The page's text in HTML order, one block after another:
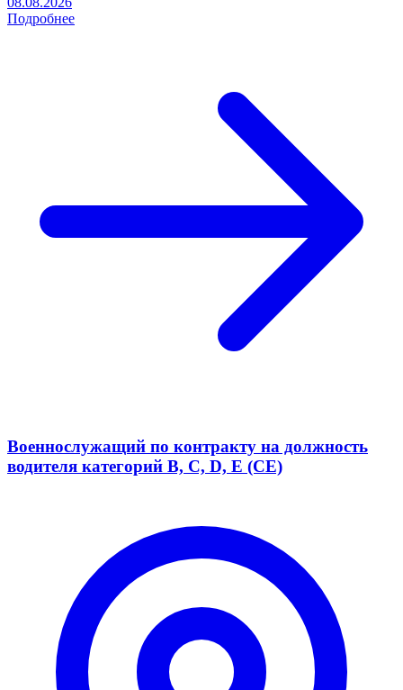
Подробнее
Военнослужащий по контракту на должность
водителя категорий B, С, D, E (CE)